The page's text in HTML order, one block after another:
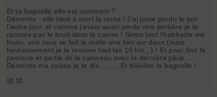
Et ta bagnolle elle est comment ?
Démente : elle tient à mort la route ! J'ai juste perdu le pot
l'autre jour, et comme j'avais aussi perdu une portière je te
raconte pas le bruit dans la caisse ! Sinon tout l'habitacle est
foutu, une roue se fait la malle une fois sur deux (mais
heureusement je la ressere tout les 10 km...) ! Et pour finir la
peinture et partie ds le caniveau avec la dernière pluie.....
Démente ma caisse je te dis......... Et biiiiiiiiim la bagnolle !
🤣 🤣